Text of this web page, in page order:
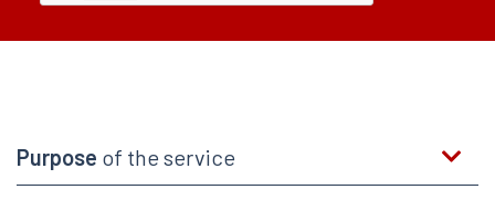
Purpose of the service